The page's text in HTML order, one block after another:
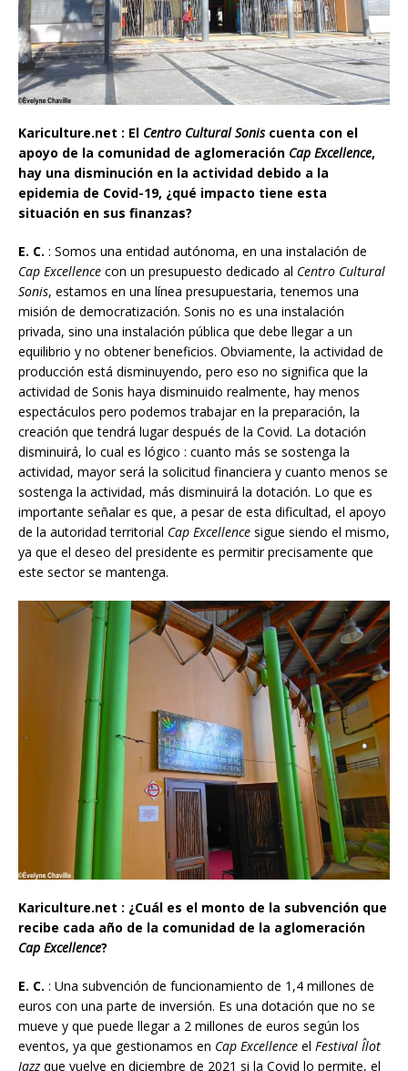
Kariculture.net : El Centro Cultural Soniscuenta con el
apoyo de la comunidad de aglomeración Cap Excellence,
hay una disminución en la actividad debido a la
epidemia de Covid-19, ¿qué impacto tiene esta
situación en sus finanzas?
E. C. : Somos una entidad autónoma, en una instalación de
Cap Excellence con un presupuesto dedicado al Centro Cultural
Sonis, estamos en una línea presupuestaria, tenemos una
misión de democratización. Sonis no es una instalación
privada, sino una instalación pública que debe llegar a un
equilibrio y no obtener beneficios. Obviamente, la actividad de
producción está disminuyendo, pero eso no significa que la
actividad de Sonis haya disminuido realmente, hay menos
espectáculos pero podemos trabajar en la preparación, la
creación que tendrá lugar después de la Covid. La dotación
disminuirá, lo cual es lógico : cuanto más se sostenga la
actividad, mayor será la solicitud financiera y cuanto menos se
sostenga la actividad, más disminuirá la dotación. Lo que es
importante señalar es que, a pesar de esta dificultad, el apoyo
de la autoridad territorial Cap Excellence sigue siendo el mismo,
ya que el deseo del presidente es permitir precisamente que
este sector se mantenga.
Kariculture.net : ¿Cuál es el monto de la subvención que
recibe cada año de la comunidad de la aglomeración
Cap Excellence?
E. C. : Una subvención de funcionamiento de 1,4 millones de
euros con una parte de inversión. Es una dotación que no se
mueve y que puede llegar a 2 millones de euros según los
eventos, ya que gestionamos en Cap Excellence el Festival Îlot
Jazz que vuelve en diciembre de 2021 si la Covid lo permite, el